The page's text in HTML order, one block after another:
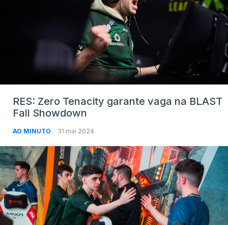
RES: Zero Tenacity garante vaga na BLAST
Fall Showdown
AO MINUTO 31 mai 2024